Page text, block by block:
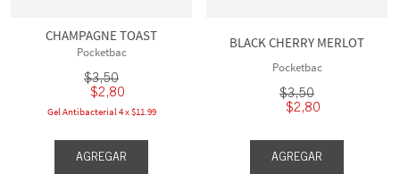
CHAMPAGNE TOAST
Pocketbac
$3,50
$2,80
Gel Antibacterial 4 x $11.99
AGREGAR
BLACK CHERRY MERLOT
Pocketbac
$3,50
$2,80
AGREGAR